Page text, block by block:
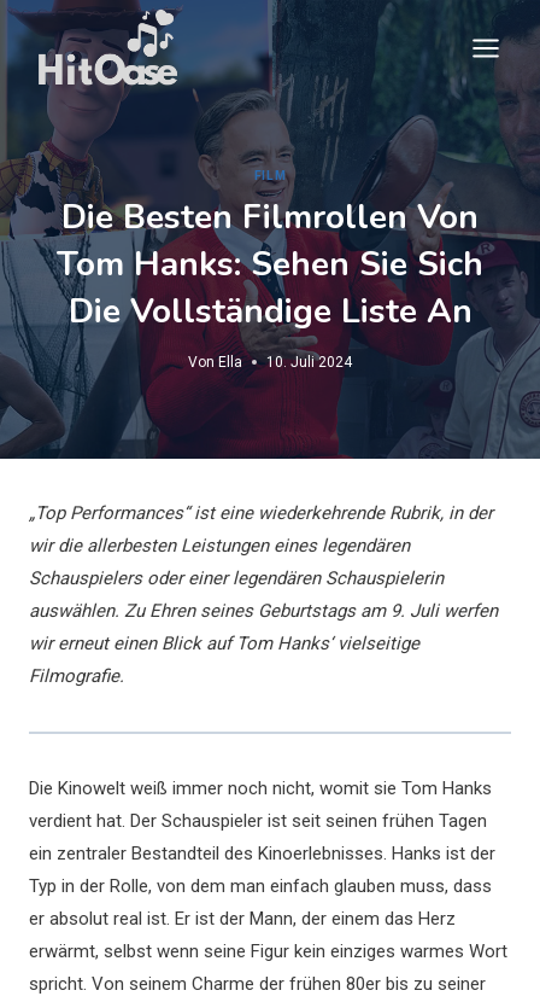
Zum
springen
FILM
Die Besten Filmrollen Von
Tom Hanks: Sehen Sie Sich
Die Vollständige Liste An
Von Ella 10. Juli 2024
„Top Performances“ ist eine wiederkehrende Rubrik, in der
wir die allerbesten Leistungen eines legendären
Schauspielers oder einer legendären Schauspielerin
auswählen. Zu Ehren seines Geburtstags am 9. Juli werfen
wir erneut einen Blick auf Tom Hanks‘ vielseitige
Filmografie.
Die Kinowelt weiß immer noch nicht, womit sie Tom Hanks
verdient hat. Der Schauspieler ist seit seinen frühen Tagen
ein zentraler Bestandteil des Kinoerlebnisses. Hanks ist der
Typ in der Rolle, von dem man einfach glauben muss, dass
er absolut real ist. Er ist der Mann, der einem das Herz
erwärmt, selbst wenn seine Figur kein einziges warmes Wort
spricht. Von seinem Charme der frühen 80er bis zu seiner